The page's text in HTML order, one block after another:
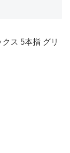
ス 5本指 グリ